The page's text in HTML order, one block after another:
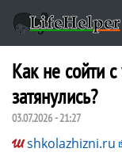
Как не сойти
затянулись?
03.07.2026 - 21:27
shkolazhizni.ru